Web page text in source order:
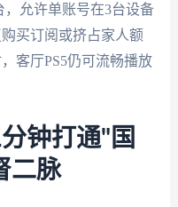
，允许单账号在3台设备
买订阅或挤占家人额
客厅PS5仍可流畅播放
钟打通"国
二脉